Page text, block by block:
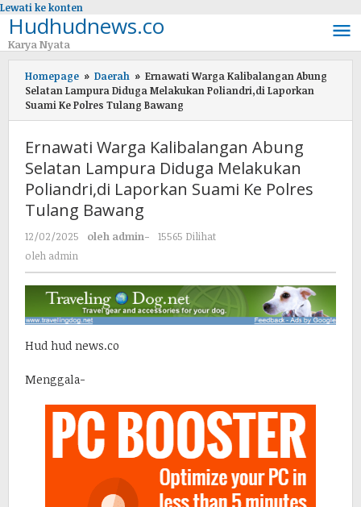
Lewati ke konten
Hudhudnews.co
Karya Nyata
Homepage » Daerah » Ernawati Warga Kalibalangan Abung
Selatan Lampura Diduga Melakukan Poliandri,di Laporkan
Suami Ke Polres Tulang Bawang
Ernawati Warga Kalibalangan Abung
Selatan Lampura Diduga Melakukan
Poliandri,di Laporkan Suami Ke Polres
Tulang Bawang
12/02/2025 oleh admin-
15565 Dilihat
oleh admin
Hud hud news.co
Menggala-